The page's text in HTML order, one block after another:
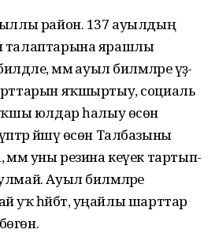
район. 137 ауылдың
талаптарына ярашлы
әммә ауыл биләмәләре үҙә­
яҡшыртыу, социаль
юлдар һалыу өсөн
йәшәү өсөн Талбазыны
уны резина кеүек тартып-
Ауыл биләмәләре
уҡ һәйбәт, уңайлы шарттар